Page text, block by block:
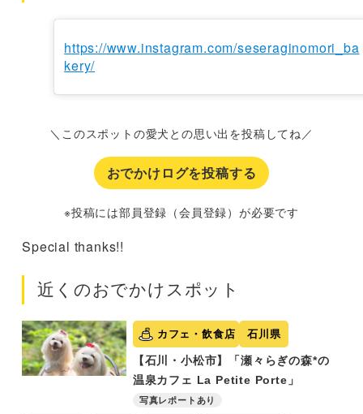
https://www.instagram.com/seseraginomori_ba
kery/
＼このスポットの愛犬との思い出を投稿してね／
おでかけログを投稿する
※投稿には部員登録（会員登録）が必要です
Special thanks!!
近くのおでかけスポット
カフェ・飲食店 石川県
【石川・小松市】「瀬々らぎの森*の
温泉カフェ La Petite Porte」
写真レポートあり